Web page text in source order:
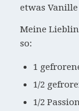
etwas
Meine
so:
1
1/2
1/2